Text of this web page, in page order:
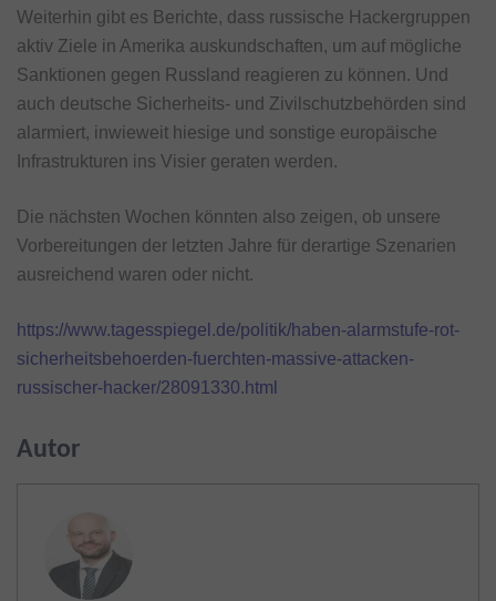
Weiterhin gibt es Berichte, dass russische Hackergruppen
aktiv Ziele in Amerika auskundschaften, um auf mögliche
Sanktionen gegen Russland reagieren zu können. Und
auch deutsche Sicherheits- und Zivilschutzbehörden sind
alarmiert, inwieweit hiesige und sonstige europäische
Infrastrukturen ins Visier geraten werden.
Die nächsten Wochen könnten also zeigen, ob unsere
Vorbereitungen der letzten Jahre für derartige Szenarien
ausreichend waren oder nicht.
https://www.tagesspiegel.de/politik/haben-alarmstufe-rot-
sicherheitsbehoerden-fuerchten-massive-attacken-
russischer-hacker/28091330.html
Autor